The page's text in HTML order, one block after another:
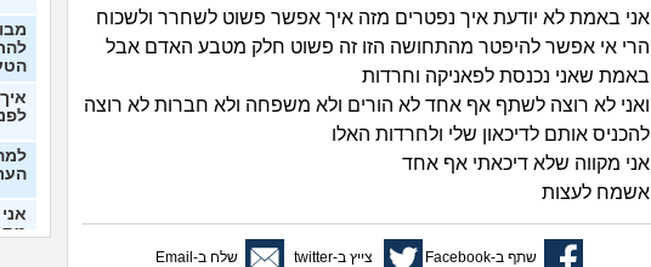
אני באמת לא יודעת איך נפטרים מזה איך אפשר פשוט לשחרר ולשכוח
הרי אי אפשר להיפטר מהתחושה הזו זה פשוט חלק מטבע האדם אבל
באמת שאני נכנסת לפאניקה וחרדות
ואני לא רוצה לשתף אף אחד לא הורים ולא משפחה ולא חברות לא רוצה
להכניס אותם לדיכאון שלי ולחרדות האלו
אני מקווה שלא דיכאתי אף אחד
אשמח לעצות
שתף ב-Facebook צייץ ב-twitter שלח ב-Email